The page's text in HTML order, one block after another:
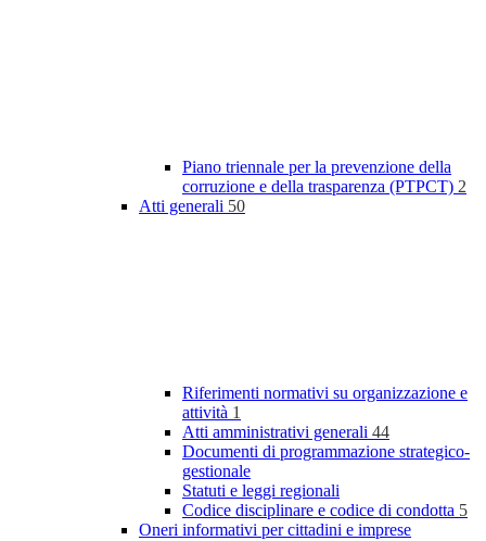
Piano triennale per la prevenzione della
corruzione e della trasparenza (PTPCT) 2
Atti generali 50
Riferimenti normativi su organizzazione e
attività 1
Atti amministrativi generali 44
Documenti di programmazione strategico-
gestionale
Statuti e leggi regionali
Codice disciplinare e codice di condotta 5
Oneri informativi per cittadini e imprese